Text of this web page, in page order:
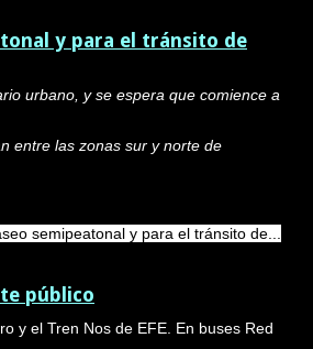
y para el tránsito de
urbano, y se espera que comience a
entre las zonas sur y norte de
semipeatonal y para el tránsito de...
público
y el Tren Nos de EFE. En buses Red